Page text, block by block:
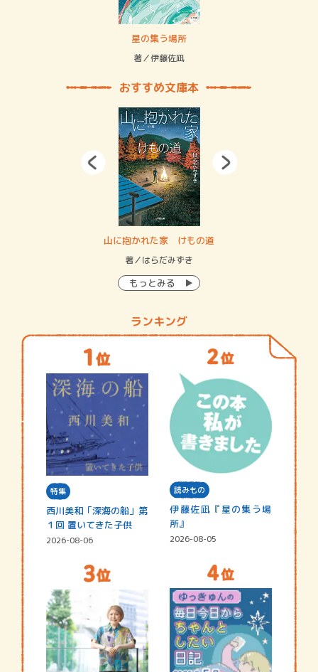
星の集う場所
著／伊藤佐凪
おすすめ文庫本
山に抱かれた家 けもの道
著／はらだみずき
もっとみる
ランキング
特集
西川美和「深海の船」第
１回 置いてきた子供
2026-08-06
読みもの
伊藤佐凪『星の集う場
所』
2026-08-05